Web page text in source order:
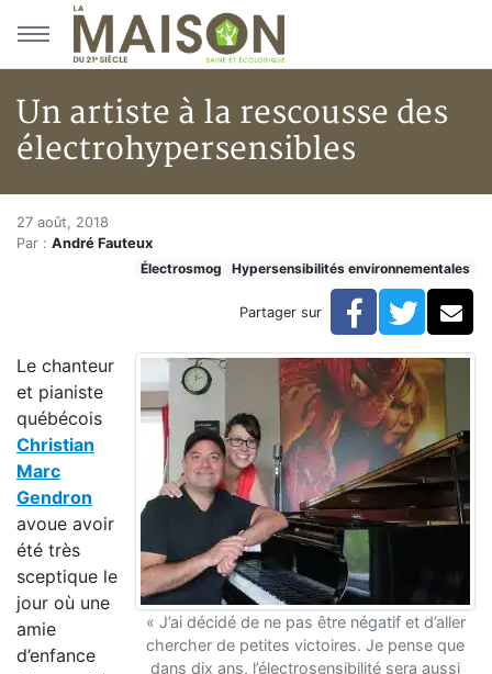
Aller au menu principal
Aller au contenu principal
Un artiste à la rescousse des
électrohypersensibles
Accueil
Articles
Hypersensibilités environnementales
Un artiste à la rescousse des électrohypersensibles
Un artiste à la rescousse des
27 août, 2018
Par : André Fauteux
Électrosmog
Hypersensibilités environnementales
Partager sur Facebook
« J’ai décidé de ne pas être négatif et d’aller
chercher de petites victoires. Je pense que
dans dix ans, l’électrosensibilité sera aussi
Le chanteur
et pianiste
québécois
Christian
Marc
Gendron
avoue avoir
été très
sceptique le
jour où une
amie
d’enfance